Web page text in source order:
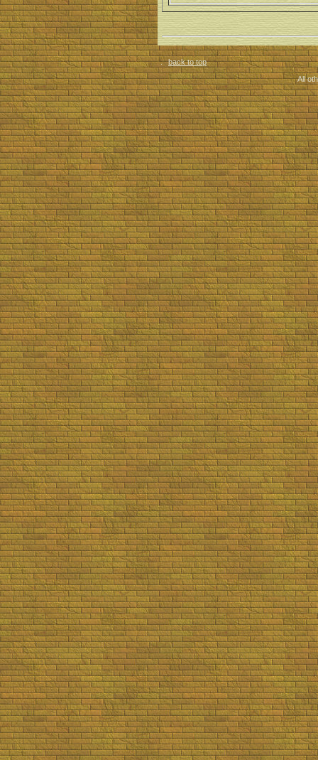
back to top
All